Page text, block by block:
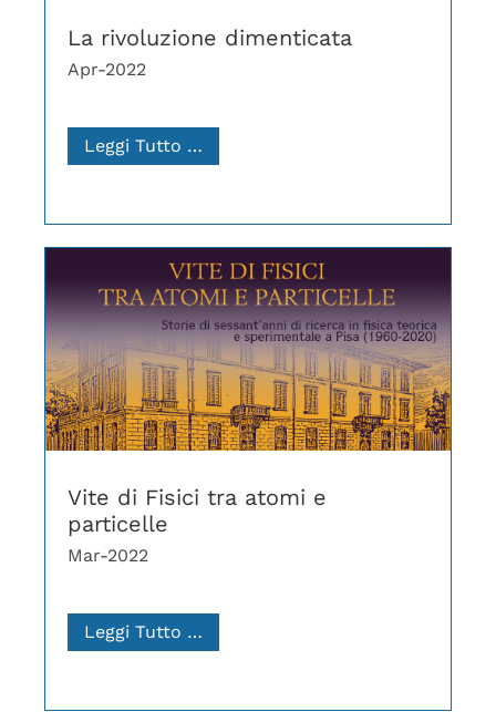
La rivoluzione dimenticata
Apr-2022
Leggi Tutto …
Vite di Fisici tra atomi e
particelle
Mar-2022
Leggi Tutto …